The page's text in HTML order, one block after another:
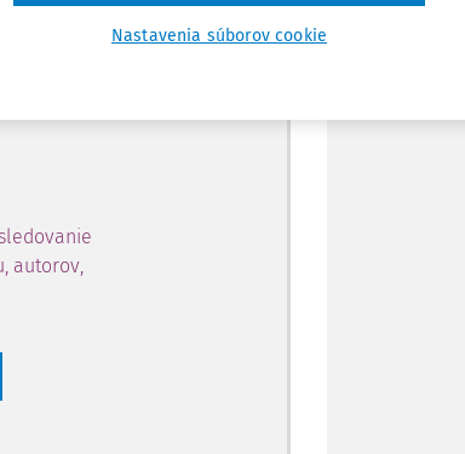
prístup na 10
obsahu:
autorov,
Nastavenia súborov cookie